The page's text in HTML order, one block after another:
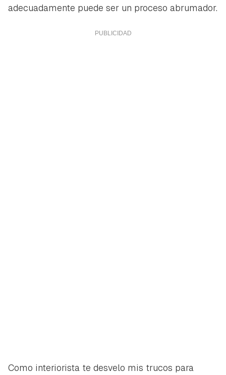
adecuadamente puede ser un proceso abrumador.
Como interiorista te desvelo mis trucos para